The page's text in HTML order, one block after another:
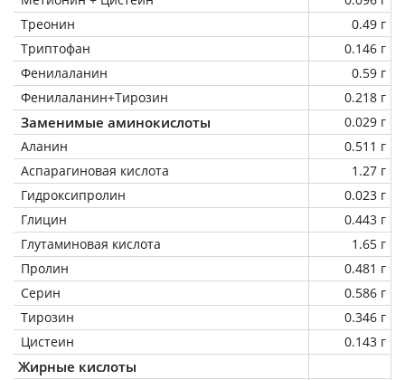
Треонин
0.49 г
Триптофан
0.146 г
Фенилаланин
0.59 г
Фенилаланин+Тирозин
0.218 г
Заменимые аминокислоты
0.029 г
Аланин
0.511 г
Аспарагиновая кислота
1.27 г
Гидроксипролин
0.023 г
Глицин
0.443 г
Глутаминовая кислота
1.65 г
Пролин
0.481 г
Серин
0.586 г
Тирозин
0.346 г
Цистеин
0.143 г
Жирные кислоты